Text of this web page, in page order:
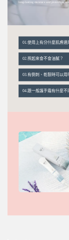
long-lasting moisture and protection
01.使用上有分什麼肌膚適
富含有高濃度修復成分維生素
並穩定膚況不論是一般膚質或
02.擦起來會不會油膩？
不會。 屬於清爽型修護質地，
03.有倒刺、乾裂時可以用
可以用於乾燥、粗糙的指緣保
04.跟一般護手霜有什麼不